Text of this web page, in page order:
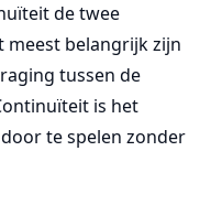
de twee
meest belangrijk zijn
tussen de
is het
te spelen zonder